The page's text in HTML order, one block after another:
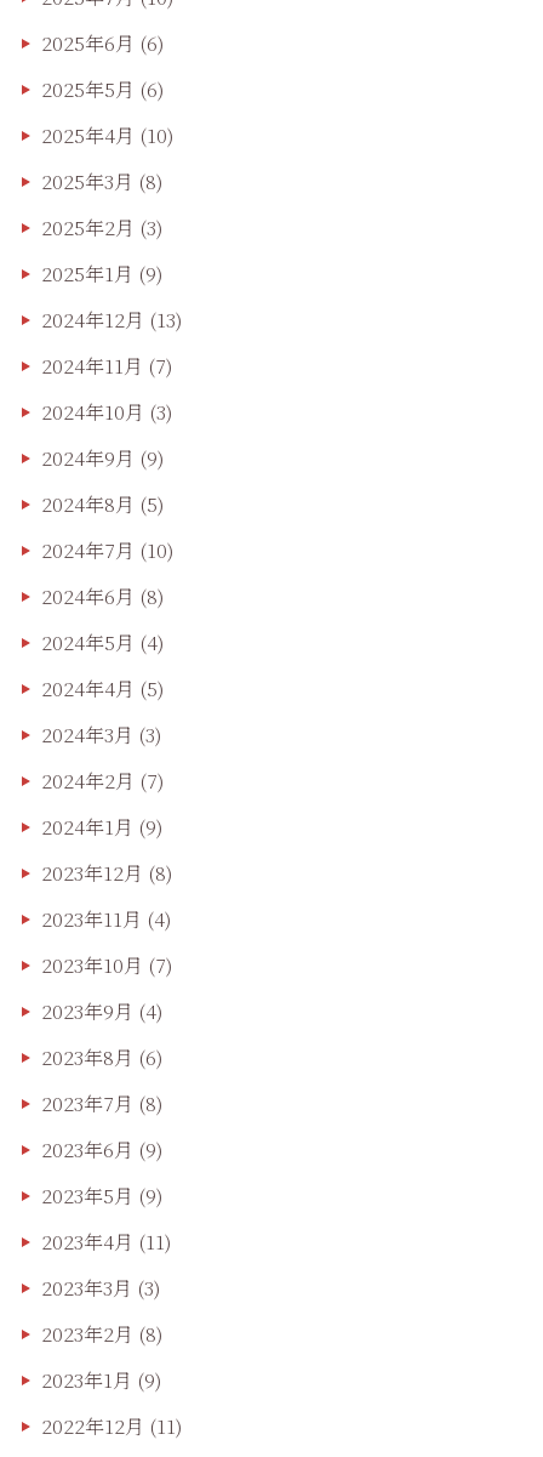
2025年6月 (6)
2025年5月 (6)
2025年4月 (10)
2025年3月 (8)
2025年2月 (3)
2025年1月 (9)
2024年12月 (13)
2024年11月 (7)
2024年10月 (3)
2024年9月 (9)
2024年8月 (5)
2024年7月 (10)
2024年6月 (8)
2024年5月 (4)
2024年4月 (5)
2024年3月 (3)
2024年2月 (7)
2024年1月 (9)
2023年12月 (8)
2023年11月 (4)
2023年10月 (7)
2023年9月 (4)
2023年8月 (6)
2023年7月 (8)
2023年6月 (9)
2023年5月 (9)
2023年4月 (11)
2023年3月 (3)
2023年2月 (8)
2023年1月 (9)
2022年12月 (11)